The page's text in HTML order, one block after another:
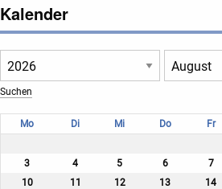
Kalender
Mo Di Mi Do Fr
3
4 5 6 7
10
11 12 13 14